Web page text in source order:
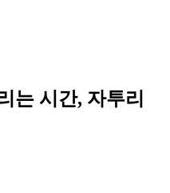
는 시간, 자투리